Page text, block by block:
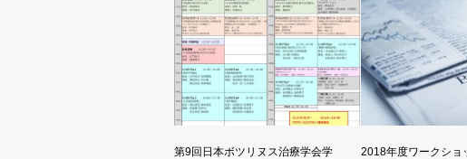
第9回日本ボツリヌス治療学会学
2018年度ワークショ